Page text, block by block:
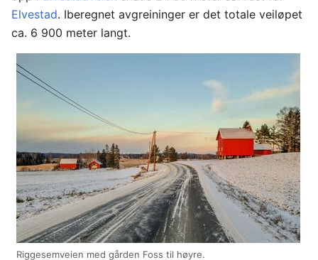
Elvestad. Iberegnet avgreininger er det totale veiløpet
ca. 6 900 meter langt.
Riggesemveien med gården Foss til høyre.